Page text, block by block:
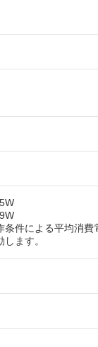
条件による平均消費
ます。